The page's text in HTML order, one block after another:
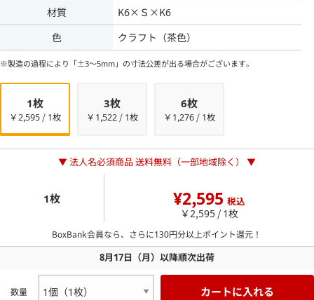
材質
K6×Ｓ×K6
色
クラフト（茶色）
※製造の過程により「±3～5mm」の寸法公差が出る場合がございます。
1枚
￥2,595 / 1枚
3枚
￥1,522 / 1枚
6枚
￥1,276 / 1枚
▼ 法人名必須商品 送料無料（一部地域除く） ▼
1枚 ¥2,595 税込
￥2,595 / 1枚
BoxBank会員なら、さらに130円分以上ポイント還元！
8月17日（月）以降順次出荷
数量 カートに入れる